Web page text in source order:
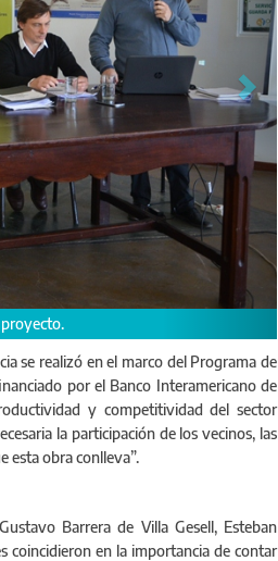
Madariaga.
se realizó en el marco del Programa de
por el Banco Interamericano de
y competitividad del sector
la participación de los vecinos, las
esta obra conlleva”.
Barrera de Villa Gesell, Esteban
coincidieron en la importancia de contar